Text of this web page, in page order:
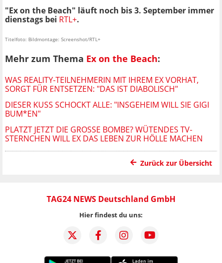
"Ex on the Beach" läuft noch bis 3. September immer
dienstags bei RTL+.
Titelfoto: Bildmontage: Screenshot/RTL+
Mehr zum Thema Ex on the Beach:
WAS REALITY-TEILNEHMERIN MIT IHREM EX VORHAT,
SORGT FÜR ENTSETZEN: "DAS IST DIABOLISCH"
DIESER KUSS SCHOCKT ALLE: "INSGEHEIM WILL SIE GIGI
BUM*EN"
PLATZT JETZT DIE GROSSE BOMBE? WÜTENDES TV-S
TERNCHEN WILL EX DAS LEBEN ZUR HÖLLE MACHEN
Zurück zur Übersicht
TAG24 NEWS Deutschland GmbH
Hier findest du uns: